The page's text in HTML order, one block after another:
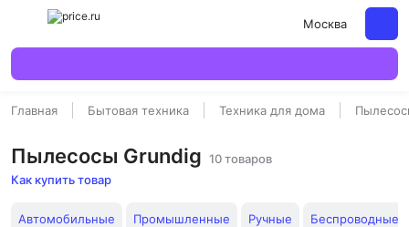
Москва
Главная Бытовая техника Техника для дома
Пылесосы Grundig 10 товаров
Как купить товар
Автомобильные Промышленные Ручные Беспроводные